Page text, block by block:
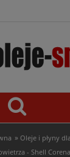
» Oleje i płyny
- Shell